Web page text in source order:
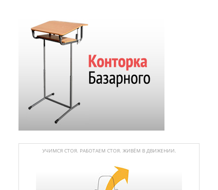
УЧИМСЯ СТОЯ. РАБОТАЕМ СТОЯ. ЖИВЁМ В ДВИЖЕНИИ.